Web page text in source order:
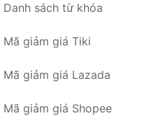
Danh sách từ khóa
Mã giảm giá Tiki
Mã giảm giá Lazada
Mã giảm giá Shopee